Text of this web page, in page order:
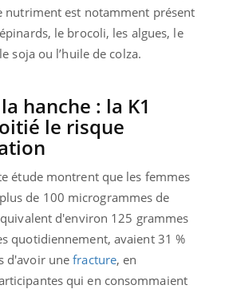
nutriment est notamment présent
le brocoli, les algues, le
soja ou l’huile de colza.
hanche : la K1
le risque
étude montrent que les femmes
de 100 microgrammes de
d'environ 125 grammes
quotidiennement, avaient 31 %
d'avoir unefracture, en
qui en consommaient